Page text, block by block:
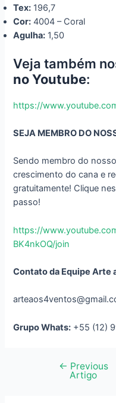
Tex: 196,7
Cor: 4004 – Coral
Agulha: 1,50
Veja também
no Youtube:
https://
SEJA MEMBRO DO
Sendo membro do
crescimento do cana e
gratuitamente! Clique
passo!
https://
BK4nkOQ/join
Contato da Equipe Arte
Grupo Whats: +55 (12)
Navegação
← Previous
Artigo